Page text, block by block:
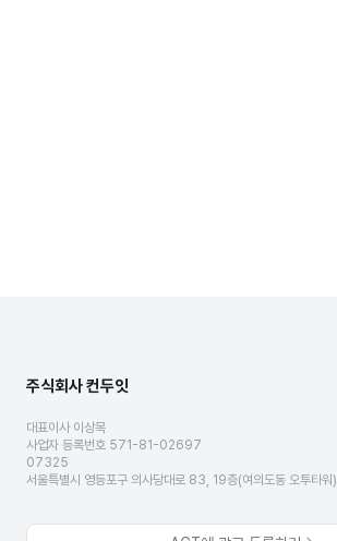
주식회사 컨두잇
대표이사 이상목
사업자 등록번호 571-81-02697
07325
서울특별시 영등포구 의사당대로 83, 19층(여의도동 오투타워)